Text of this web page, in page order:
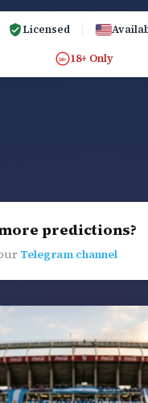
Licensed
18+ 18+ Only
predictions?
Telegram channel